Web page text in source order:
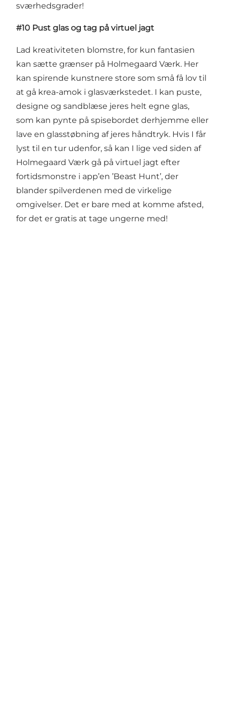
sværhedsgrader!
#10 Pust glas og tag på virtuel jagt
Lad kreativiteten blomstre, for kun fantasien
kan sætte grænser på Holmegaard Værk. Her
kan spirende kunstnere store som små få lov til
at gå krea-amok i glasværkstedet. I kan puste,
designe og sandblæse jeres helt egne glas,
som kan pynte på spisebordet derhjemme eller
lave en glasstøbning af jeres håndtryk. Hvis I får
lyst til en tur udenfor, så kan I lige ved siden af
Holmegaard Værk gå på virtuel jagt efter
fortidsmonstre i app’en ’Beast Hunt’, der
blander spilverdenen med de virkelige
omgivelser. Det er bare med at komme afsted,
for det er gratis at tage ungerne med!